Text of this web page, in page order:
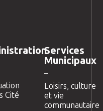
Cité
Services
Municipaux
Loisirs, culture
et vie
communautaire